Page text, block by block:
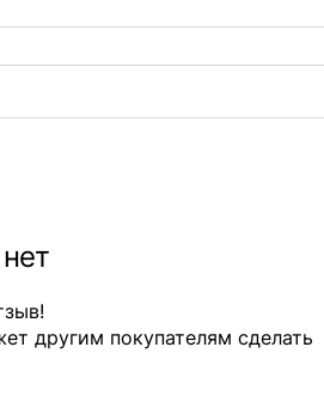
другим покупателям сделать